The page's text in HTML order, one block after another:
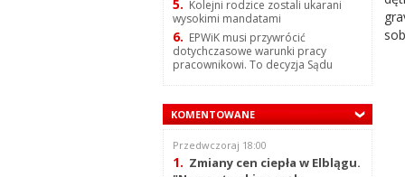
5. Kolejni rodzice zostali ukarani
wysokimi mandatami
6. EPWiK musi przywrócić
dotychczasowe warunki pracy
pracownikowi. To decyzja Sądu
KOMENTOWANE
Przedwczoraj 18:00
1. Zmiany cen ciepła w Elblągu.